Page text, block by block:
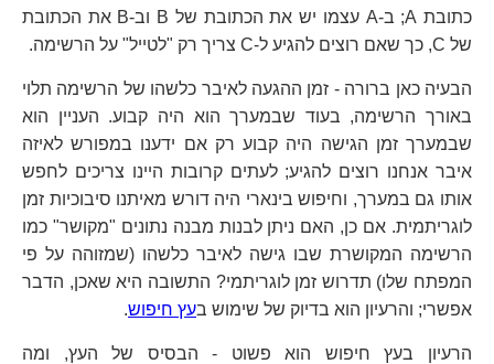
כתובת A; ב-A עצמו יש את הכתובת של B וב-B את הכתובת
של C, כך שאם רוצים להגיע ל-C צריך רק "לטייל" על הרשימה.
הבעיה כאן ברורה - זמן ההגעה לאיבר כלשהו של הרשימה תלוי
באורך הרשימה, בעוד שבמערך הוא היה קבוע. העניין הוא
שבמערך זמן הגישה היה קבוע רק אם ידענו במפורש לאיזה
איבר אנחנו רוצים להגיע; לעתים קרובות היינו צריכים לחפש
אותו גם במערך, וחיפוש בינארי היה דורש מאיתנו סיבוכיות זמן
לוגריתמית. אם כן, האם ניתן לבנות מבנה נתונים "מקושר" כמו
הרשימה המקושרת שבו גישה לאיבר כלשהו (שמזוהה על פי
המפתח שלו) תדרוש זמן לוגריתמי? התשובה היא שאכן, הדבר
אפשרי; והרעיון הוא בדיוק של שימוש בעץ חיפוש.
הרעיון בעץ חיפוש הוא פשוט - הבסיס של העץ, ומה